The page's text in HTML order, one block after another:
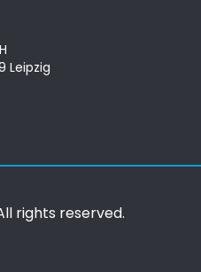
Leipzig
rights reserved.